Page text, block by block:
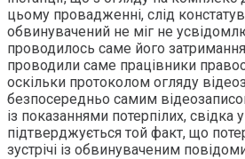
цьому провадженні, слід
обвинувачений не міг не
проводилось саме його затримання
проводили саме працівники
оскільки протоколом огляду
безпосередньо самим
із показаннями потерпілих, свідка
підтверджується той факт, що
зустрічі із обвинуваченим